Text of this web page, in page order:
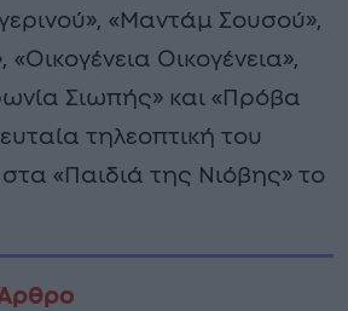
«Μαντάμ Σουσού»,
Οικογένεια»,
Σιωπής» και «Πρόβα
τηλεοπτική του
«Παιδιά της Νιόβης» το